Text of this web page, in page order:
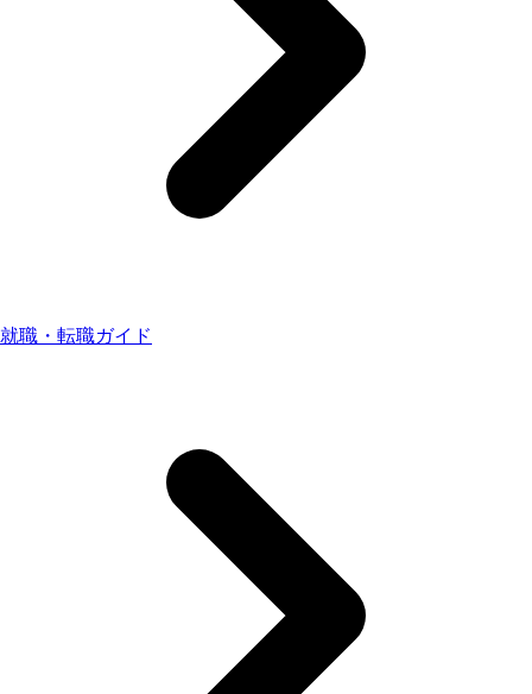
就職・転職ガイド